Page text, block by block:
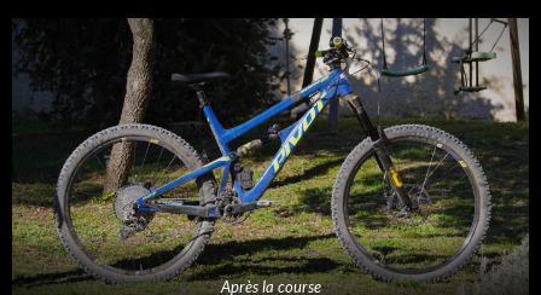
Après la course